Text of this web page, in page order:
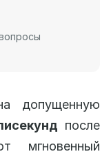
допущенную
после
мгновенный